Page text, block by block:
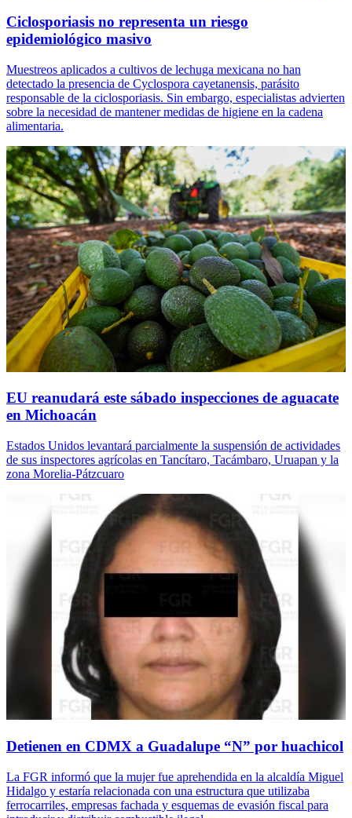
Ciclosporiasis no representa un riesgo
epidemiológico masivo
Muestreos aplicados a cultivos de lechuga mexicana no han
detectado la presencia de Cyclospora cayetanensis, parásito
responsable de la ciclosporiasis. Sin embargo, especialistas advierten
sobre la necesidad de mantener medidas de higiene en la cadena
alimentaria.
EU reanudará este sábado inspecciones de aguacate
en Michoacán
Estados Unidos levantará parcialmente la suspensión de actividades
de sus inspectores agrícolas en Tancítaro, Tacámbaro, Uruapan y la
zona Morelia-Pátzcuaro
Detienen en CDMX a Guadalupe “N” por huachicol
La FGR informó que la mujer fue aprehendida en la alcaldía Miguel
Hidalgo y estaría relacionada con una estructura que utilizaba
ferrocarriles, empresas fachada y esquemas de evasión fiscal para